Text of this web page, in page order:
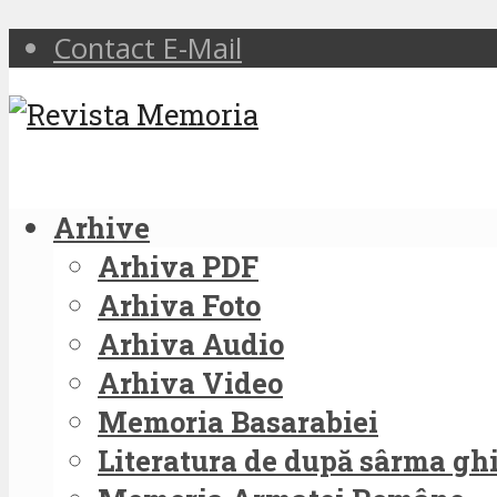
Contact E-Mail
Arhive
Arhiva PDF
Arhiva Foto
Arhiva Audio
Arhiva Video
Memoria Basarabiei
Literatura de după sârma